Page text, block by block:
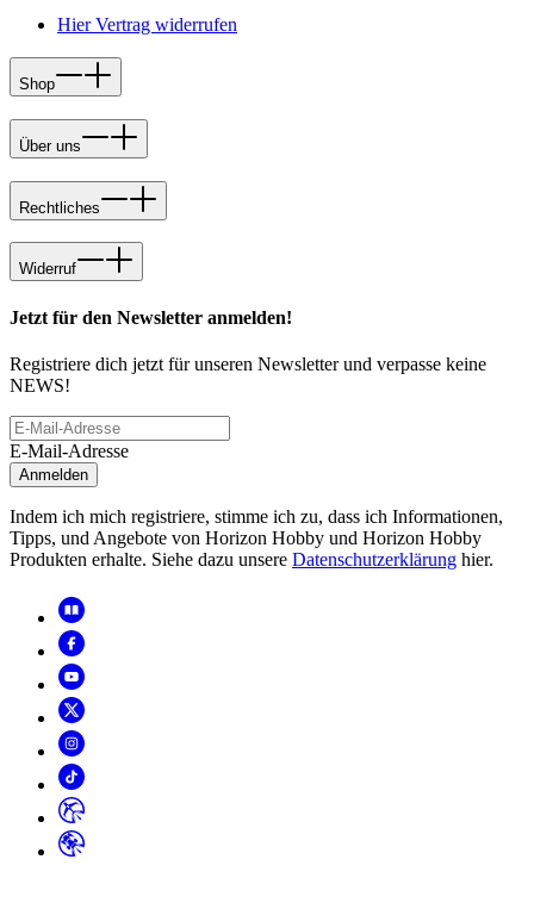
Hier Vertrag widerrufen
Shop
Über uns
Rechtliches
Widerruf
Jetzt für den Newsletter anmelden!
Registriere dich jetzt für unseren Newsletter und verpasse keine
NEWS!
E-Mail-Adresse
Anmelden
Indem ich mich registriere, stimme ich zu, dass ich Informationen,
Tipps, und Angebote von Horizon Hobby und Horizon Hobby
Produkten erhalte. Siehe dazu unsere Datenschutzerklärung hier.